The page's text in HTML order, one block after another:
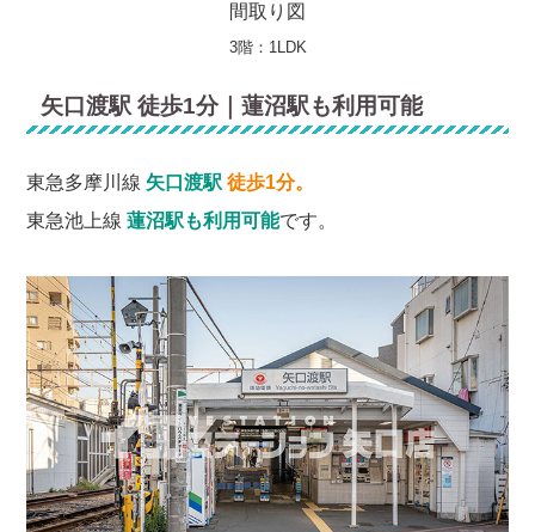
間取り図
3階：1LDK
矢口渡駅 徒歩1分｜蓮沼駅も利用可能
東急多摩川線 矢口渡駅 徒歩1分。
東急池上線蓮沼駅も利用可能です。